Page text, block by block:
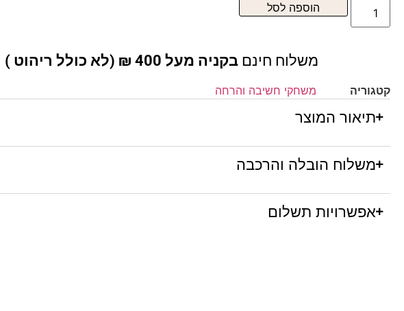
הוספה לסל
משלוח חינם בקניה מעל 400 ₪ (לא כולל ריהוט )
קטגוריה משחקי חשיבה והרחה
תיאור המוצר
משלוח הובלה והרכבה
אפשרויות תשלום